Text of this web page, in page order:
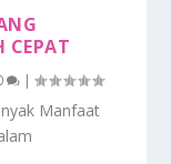
CEPAT
|
Manfaat